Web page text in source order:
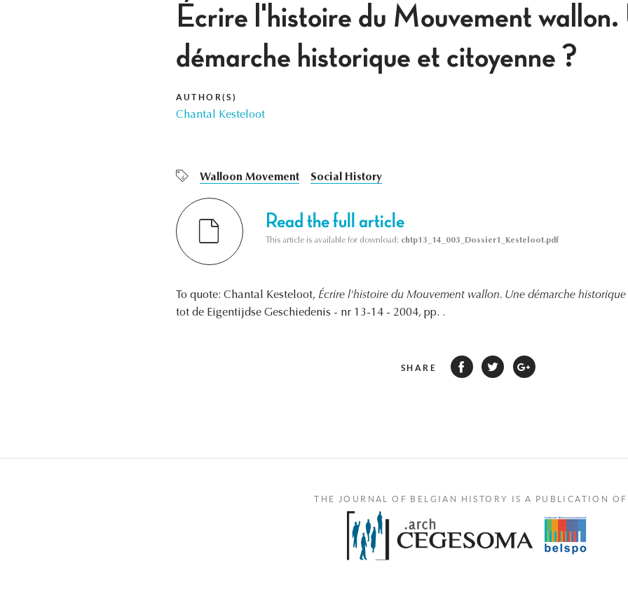
Écrire l'histoire du Mouvement wallon.
démarche historique et citoyenne ?
AUTHOR(S)
Chantal Kesteloot
Walloon Movement Social History
Read the full article
This article is available for download: chtp13_14_003_Dossier1_Kesteloot.pdf
To quote: Chantal Kesteloot, Écrire l'histoire du Mouvement wallon. Une démarche
tot de Eigentijdse Geschiedenis - nr 13-14 - 2004, pp. .
SHARE
THE JOURNAL OF BELGIAN HISTORY IS A PUBLICATION OF